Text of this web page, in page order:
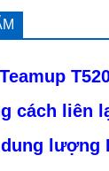
cách liên
dung lượng